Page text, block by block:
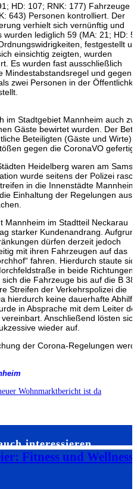
HD: 107; RNK: 177) Fahrzeuge
643) Personen kontrolliert. Der
verhielt sich vernünftig und
wurden lediglich 59 (MA: 21; HD: 5;
festgestellt
einsichtig zeigten, wurden
Es wurden fast ausschließlich
Mindestabstandsregel und gegen
zwei Personen in der
im Stadtgebiet Mannheim auch
Gäste bewirtet wurden. Der
Beteiligten (Gäste und Wirte)
gegen die CoronaVO
Heidelberg waren am
wurde seitens der Polizei rasch
in die Innenstädte Mannheim
Einhaltung der Regelungen aus
Mannheim im Stadtteil Neckarau
starker Kundenandrang.
dürfen derzeit jedoch
mit ihren Fahrzeugen auf das
fahren. Hierdurch staute
in beide Richtungen
die Fahrzeuge bis auf die B
Streifen der Verkehrspolizei die
hierdurch keine dauerhafte Abhilfe
in Absprache mit dem Leiter
Anschließend lösten sich
wieder auf.
der Corona-Regelungen
interessieren…
Fitness und Wellness